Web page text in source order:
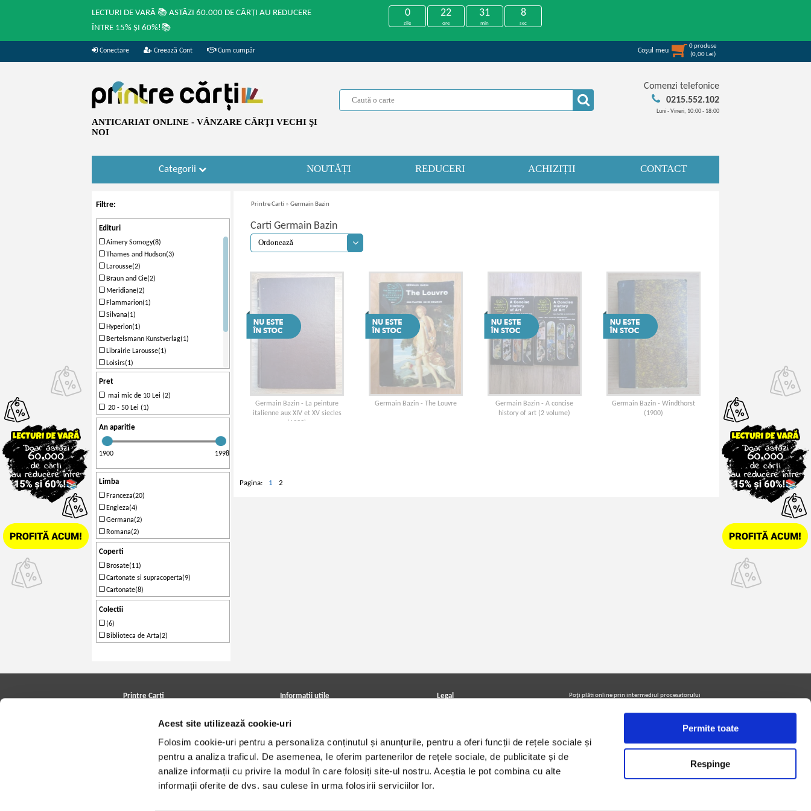
Acest site utilizează cookie-uri
Folosim cookie-uri pentru a personaliza conținutul și anunțurile, pentru a oferi funcții de rețele sociale și
pentru a analiza traficul. De asemenea, le oferim partenerilor de rețele sociale, de publicitate și de
analize informații cu privire la modul în care folosiți site-ul nostru. Aceștia le pot combina cu alte
informații oferite de dvs. sau culese în urma folosirii serviciilor lor.
Permite toate
Respinge
LECTURI DE VARĂ 📚 ASTĂZI 60.000 DE CĂRȚI AU REDUCERE
ÎNTRE 15% ȘI 60%!📚
0
zile
22
ore
31
min
8
sec
Conectare Creează Cont Cum cumpăr Coşul meu
0produse
(0,00 Lei)
ANTICARIAT ONLINE - VÂNZARE CĂRŢI VECHI ŞI
NOI
Comenzi telefonice
0215.552.102
Luni - Vineri, 10:00 - 18:00
Categorii NOUTĂȚI REDUCERI ACHIZIȚII CONTACT
Filtre:
Edituri
Aimery Somogy(8)
Thames and Hudson(3)
Larousse(2)
Braun and Cie(2)
Meridiane(2)
Flammarion(1)
Silvana(1)
Hyperion(1)
Bertelsmann Kunstverlag(1)
Librairie Larousse(1)
Loisirs(1)
Garamond(1)
Harry N. Abrams(1)
Pret
mai mic de 10 Lei (2)
20 - 50 Lei (1)
An aparitie
1900 1998
Limba
Franceza(20)
Engleza(4)
Germana(2)
Romana(2)
Coperti
Brosate(11)
Cartonate si supracoperta(9)
Cartonate(8)
Colectii
(6)
Biblioteca de Arta(2)
Printre Carti » Germain Bazin
Carti Germain Bazin
Germain Bazin - La peinture
italienne aux XIV et XV siecles
(1933)
Germain Bazin - The Louvre
Germain Bazin - A concise
history of art (2 volume)
Germain Bazin - Windthorst
(1900)
Pagina: 1 2
Printre Carti
Cele mai căutate cărți
Blog Printre Carti
Cărţi sub 5 lei
Cărţi sub 8 lei
Informatii utile
Achizitii viniluri, casete, CD/DVD
Cum cumpar?
Politica de livrare
Retur comenzi
Angajari - Cariere
Legal
Termeni si conditii
Utilizare cookie-uri
Poţi plăti online prin intermediul procesatorului
Urmăreşte-ne pe facebook pentru a fi la curent cu